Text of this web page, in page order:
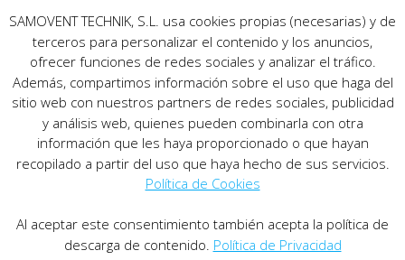
TODOS ACCESORIOS BOCAS-EXTRACCION
CAUDAL-CONSTANTE CAUDAL-VARIABLE
DIFUSORES CIRCULARES
DIFUSORES LINEALES DIFUSORES ROTACIONALES
SAMOVENT TECHNIK, S.L. usa cookies propias (necesarias) y de
terceros para personalizar el contenido y los anuncios,
ofrecer funciones de redes sociales y analizar el tráfico.
Además, compartimos información sobre el uso que haga del
sitio web con nuestros partners de redes sociales, publicidad
y análisis web, quienes pueden combinarla con otra
información que les haya proporcionado o que hayan
recopilado a partir del uso que haya hecho de sus servicios.
Política de Cookies
Al aceptar este consentimiento también acepta la política de
descarga de contenido. Política de Privacidad